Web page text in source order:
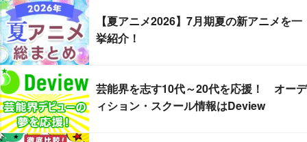
【夏アニメ2026】7月期夏の新アニメを一
挙紹介！
芸能界を志す10代～20代を応援！ オーデ
ィション・スクール情報はDeview